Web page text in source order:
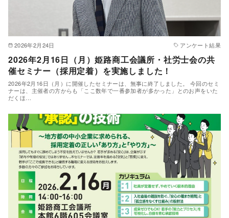
2026年2月24日 アンケート結果
2026年2月16日（月）姫路商工会議所・社労士会の共
催セミナー（採用定着）を実施しました！
2026年2月16日（月）に開催したセミナーは、無事に終了しました。 今回のセミ
ナーは、主催者の方からも「ここ数年で一番参加者が多かった」とのお声をいた
だくほ…